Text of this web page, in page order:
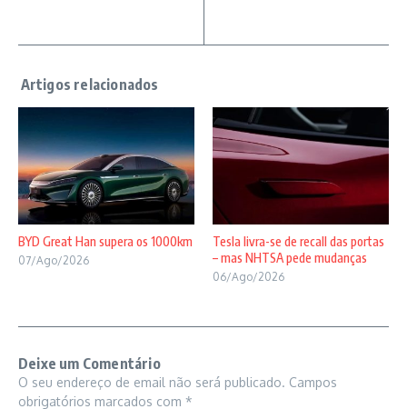
BYD Great Han supera os 1000km
07/Ago/2026
Tesla livra-se de recall das portas
– mas NHTSA pede mudanças
06/Ago/2026
Deixe um Comentário
O seu endereço de email não será publicado. Campos
obrigatórios marcados com *